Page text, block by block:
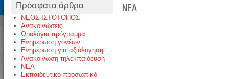
Πρόσφατα άρθρα
ΝΕΟΣ ΙΣΤΌΤΟΠΟΣ
Ανακοινώσεις
Ωρολόγιο πρόγραμμα
Ενημέρωση γονέων
Ενημέρωση για αξιόλογηση
Ανακοίνωση τηλεκπαίδευση
NEA
Εκπαιδευτικό προσωπικό
NEA